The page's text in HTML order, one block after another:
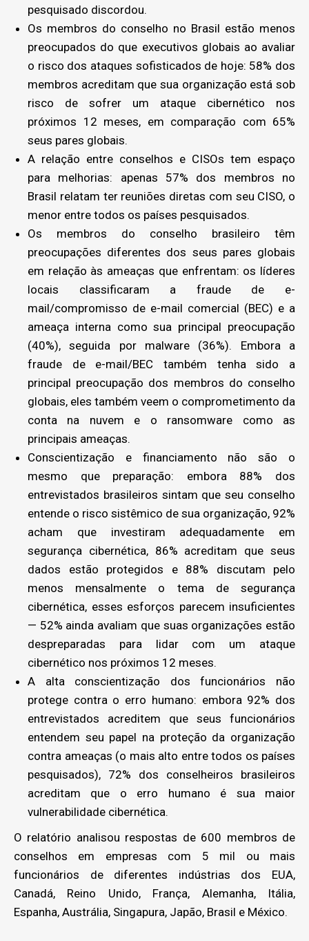
pesquisado discordou.
Os membros do conselho no Brasil estão menos
preocupados do que executivos globais ao avaliar
o risco dos ataques sofisticados de hoje: 58% dos
membros acreditam que sua organização está sob
risco de sofrer um ataque cibernético nos
próximos 12 meses, em comparação com 65%
seus pares globais.
A relação entre conselhos e CISOs tem espaço
para melhorias: apenas 57% dos membros no
Brasil relatam ter reuniões diretas com seu CISO, o
menor entre todos os países pesquisados.
Os membros do conselho brasileiro têm
preocupações diferentes dos seus pares globais
em relação às ameaças que enfrentam: os líderes
locais classificaram a fraude de e-
mail/compromisso de e-mail comercial (BEC) e a
ameaça interna como sua principal preocupação
(40%), seguida por malware (36%). Embora a
fraude de e-mail/BEC também tenha sido a
principal preocupação dos membros do conselho
globais, eles também veem o comprometimento da
conta na nuvem e o ransomware como as
principais ameaças.
Conscientização e financiamento não são o
mesmo que preparação: embora 88% dos
entrevistados brasileiros sintam que seu conselho
entende o risco sistêmico de sua organização, 92%
acham que investiram adequadamente em
segurança cibernética, 86% acreditam que seus
dados estão protegidos e 88% discutam pelo
menos mensalmente o tema de segurança
cibernética, esses esforços parecem insuficientes
— 52% ainda avaliam que suas organizações estão
despreparadas para lidar com um ataque
cibernético nos próximos 12 meses.
A alta conscientização dos funcionários não
protege contra o erro humano: embora 92% dos
entrevistados acreditem que seus funcionários
entendem seu papel na proteção da organização
contra ameaças (o mais alto entre todos os países
pesquisados), 72% dos conselheiros brasileiros
acreditam que o erro humano é sua maior
vulnerabilidade cibernética.
O relatório analisou respostas de 600 membros de
conselhos em empresas com 5 mil ou mais
funcionários de diferentes indústrias dos EUA,
Canadá, Reino Unido, França, Alemanha, Itália,
Espanha, Austrália, Singapura, Japão, Brasil e México.